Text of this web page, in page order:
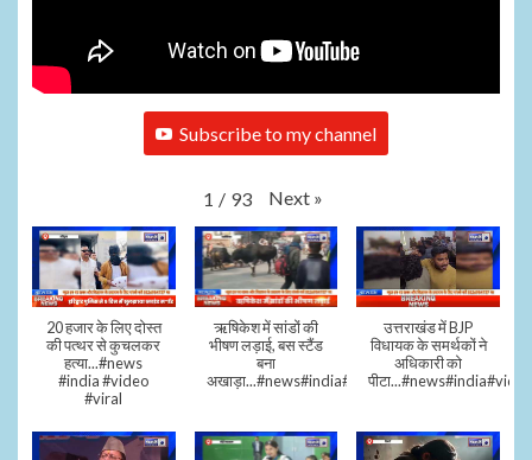
Subscribe to my channel
1 / 93 Next »
20 हजार के लिए दोस्त
की पत्थर से कुचलकर
हत्या...#news
#india #video
#viral
ऋषिकेश में सांडों की
भीषण लड़ाई, बस स्टैंड
बना
अखाड़ा...#news#india#video#viral
उत्तराखंड में BJP
विधायक के समर्थकों ने
अधिकारी को